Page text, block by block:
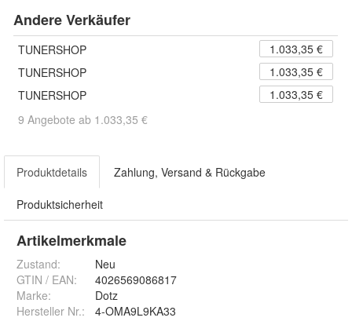
Andere Verkäufer
TUNERSHOP
1.033,35 €
TUNERSHOP
1.033,35 €
TUNERSHOP
1.033,35 €
9 Angebote ab 1.033,35 €
Produktdetails Zahlung, Versand & Rückgabe
Produktsicherheit
Artikelmerkmale
Zustand:
Neu
GTIN / EAN:
4026569086817
Marke:
Dotz
Hersteller Nr.:
4-OMA9L9KA33